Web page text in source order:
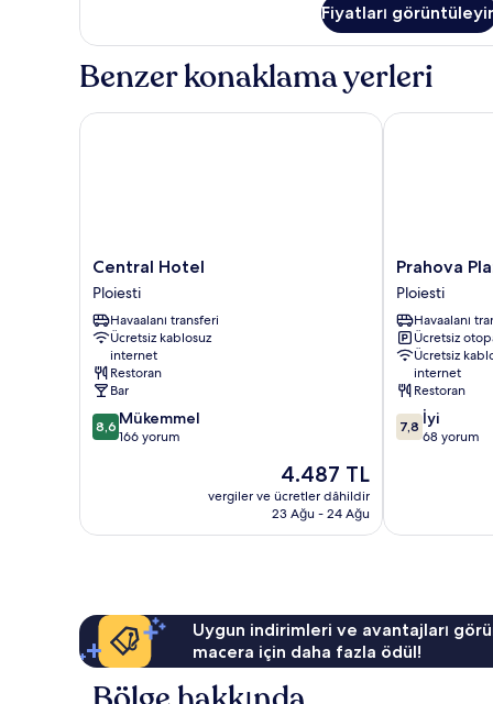
detay
Fiyatları
Benzer konaklama yerleri
Central
Hotel
Ploiesti
Central Hotel
Ploiesti
Havaalanı transferi
Ücretsiz kablosuz
internet
Restoran
Bar
10
üzerinden
8,6 Mükemmel
166 yorum
Güncel
fiyat:
4.487 TL
4.487 TL
vergiler ve ücretler dâhildir
23 Ağu - 24 Ağu
Central Hotel
Prahova
Plaza
Hotel
Ploiesti
Prahova
Ploiesti
Havaalanı
Ücretsiz
Ücretsiz
internet
Restoran
10
üzerinden
7,8 İyi
68 yorum
Prahova Plaza
Uygun indirimleri ve avantajları
macera için daha fazla ödül!